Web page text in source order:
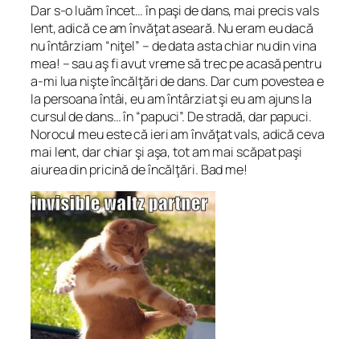
Dar s-o luăm încet… în paşi de dans, mai precis vals
lent, adică ce am învăţat aseară. Nu eram eu dacă
nu întârziam “niţel” – de data asta chiar nu din vina
mea! – sau aş fi avut vreme să trec pe acasă pentru
a-mi lua nişte încălţări de dans. Dar cum povestea e
la persoana întâi, eu am întârziat şi eu am ajuns la
cursul de dans… în “papuci”. De stradă, dar papuci.
Norocul meu este că ieri am învăţat vals, adică ceva
mai lent, dar chiar şi aşa, tot am mai scăpat paşi
aiurea din pricină de încălţări. Bad me!